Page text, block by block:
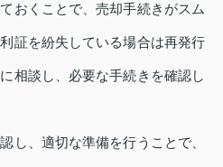
おくことで、売却手続きがスム
証を紛失している場合は再発行
相談し、必要な手続きを確認し
し、適切な準備を行うことで、